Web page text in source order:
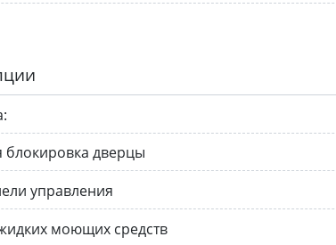
блокировка дверцы
управления
моющих средств